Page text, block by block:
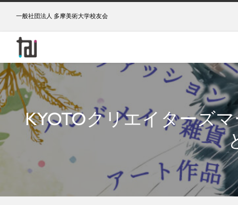
一般社団法人 多摩美術大学校友会
KYOTOクリエイターズ